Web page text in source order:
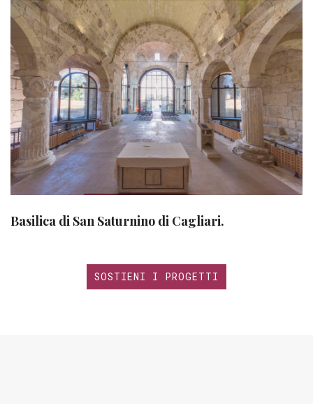
Basilica di San Saturnino di Cagliari.
SOSTIENI I PROGETTI